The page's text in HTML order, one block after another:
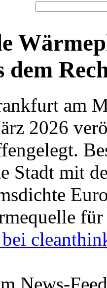
dem
am
2026
Stadt mit
News-